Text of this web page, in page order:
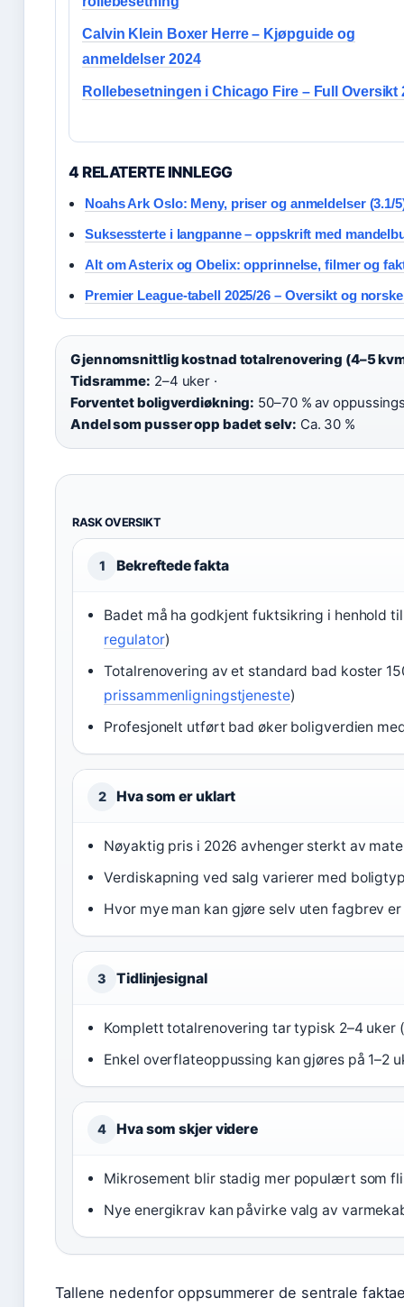
Calvin Klein Boxer Herre – Kjøpguide og
anmeldelser 2024
Rollebesetningen i Chicago Fire – Full Oversikt
4 RELATERTE INNLEGG
Noahs Ark Oslo: Meny, priser og anmeldelser (3.1/
Suksessterte i langpanne – oppskrift med
Alt om Asterix og Obelix: opprinnelse, filmer og
Premier League-tabell 2025/26 – Oversikt og
Gjennomsnittlig kostnad totalrenovering (4–5
Tidsramme: 2–4 uker ·
Forventet boligverdiøkning: 50–70 % av
Andel som pusser opp badet selv: Ca. 30 %
RASK OVERSIKT
1 Bekreftede fakta
Badet må ha godkjent fuktsikring i henhold til
regulator)
Totalrenovering av et standard bad koster
prissammenligningstjeneste)
Profesjonelt utført bad øker boligverdien
2 Hva som er uklart
Nøyaktig pris i 2026 avhenger sterkt av
Verdiskapning ved salg varierer med
Hvor mye man kan gjøre selv uten fagbrev
3 Tidlinjesignal
Komplett totalrenovering tar typisk 2–4 uker (
Enkel overflateoppussing kan gjøres på 1–2
4 Hva som skjer videre
Mikrosement blir stadig mer populært som
Nye energikrav kan påvirke valg av
Tallene nedenfor oppsummerer de sentrale